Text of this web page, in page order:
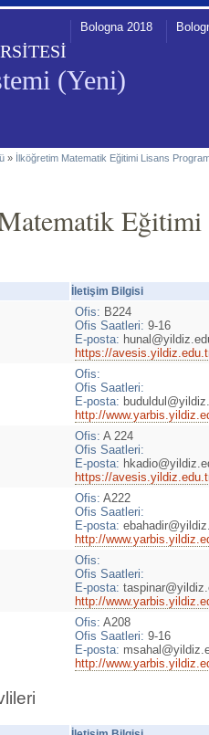
(Yeni)
Bologna 2018
» İlköğretim Matematik Eğitimi Lisans
Eğitimi
İletişim Bilgisi
Ofis: B224
Ofis Saatleri:9-16
E-posta:
https://
Ofis:
Ofis Saatleri:
E-posta:
http://
Ofis:A 224
Ofis Saatleri:
E-posta:
https://
Ofis:A222
Ofis Saatleri:
E-posta:
http://
Ofis:
Ofis Saatleri:
E-posta:
http://
Ofis:A208
Ofis Saatleri:9-16
E-posta:
http://